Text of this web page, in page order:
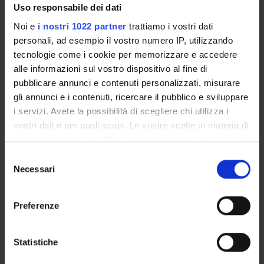
Uso responsabile dei dati
Noi e i nostri 1022 partner trattiamo i vostri dati
personali, ad esempio il vostro numero IP, utilizzando
tecnologie come i cookie per memorizzare e accedere
alle informazioni sul vostro dispositivo al fine di
pubblicare annunci e contenuti personalizzati, misurare
gli annunci e i contenuti, ricercare il pubblico e sviluppare
i servizi. Avete la possibilità di scegliere chi utilizza i
vostri dati e per quali scopi. Le vostre scelte in materia di
privacy sono applicabili solo su questa proprietà digitale
modificare o revocare il proprio consenso in qualsiasi
momento dalla Dichiarazione sui cookie o facendo clic
raccogliere informazioni sulla tua posizione
geografica, con un'approssimazione di qualche
delNecessari
Preferenze
Statistiche
Collaboratore Amministrativo
Tarter Francesca
Specializzando
Vio Daniele
Specializzando
Zamboni Mauro
Professore ordinario
Specializzando